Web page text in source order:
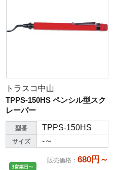
トラスコ中山
TPPS-150HS ペンシル型スク
レーパー
型番 TPPS-150HS
サイズ -～
販売価格 ： 680円～